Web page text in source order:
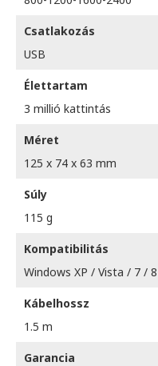
Csatlakozás
USB
Élettartam
3 millió kattintás
Méret
125 x 74 x 63 mm
Súly
115 g
Kompatibilitás
Windows XP / Vista / 7 /
Kábelhossz
1.5 m
Garancia